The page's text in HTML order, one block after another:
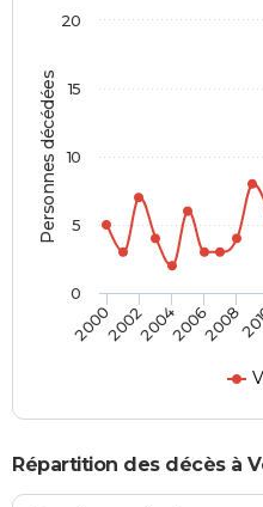
Personnes décédées
20002002200420062008
0
5
10
15
20
Répartition des décès à